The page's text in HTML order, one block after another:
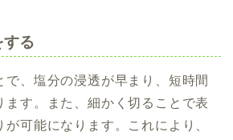
する
で、塩分の浸透が早まり、短時間
ます。また、細かく切ることで表
可能になります。これにより、